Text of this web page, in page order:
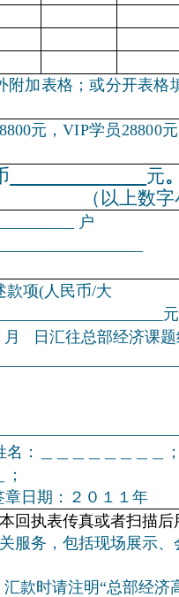
附加表格；或分开表格
元，VIP学员28800
元
（以上数
户
款项(人民币/大
日汇往总部经济课题
名：＿＿＿＿＿＿＿＿
章日期：２０
回执表传真或者扫描
服务，包括现场展示
款时请注明“总部经济